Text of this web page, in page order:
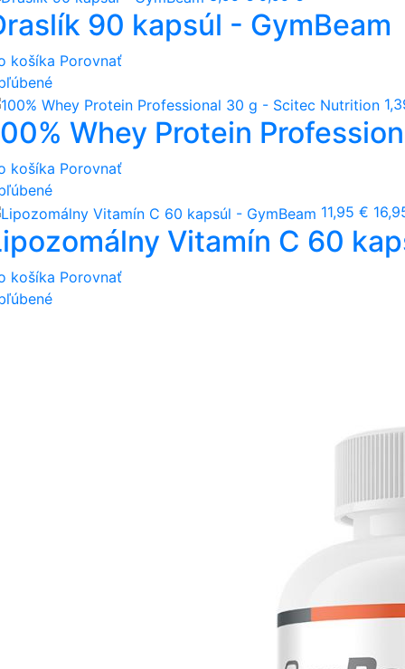
90 kapsúl - GymBeam
košíka Porovnať
Whey Protein
košíka Porovnať
11,95 €
Vitamín C 60
košíka Porovnať